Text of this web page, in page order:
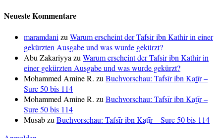
Neueste Kommentare
maramdanizuWarum erscheint der Tafsir ibn Kathir in einer
gekürzten Ausgabe und was wurde gekürzt?
Abu ZakariyyazuWarum erscheint der Tafsir ibn Kathir in
einer gekürzten Ausgabe und was wurde gekürzt?
Mohammed Amine R. zuBuchvorschau: Tafsīr ibn Kaṯīr –
Sure 50 bis 114
Mohammed Amine R. zuBuchvorschau: Tafsīr ibn Kaṯīr –
Sure 50 bis 114
MusabzuBuchvorschau: Tafsīr ibn Kaṯīr – Sure 50 bis 114